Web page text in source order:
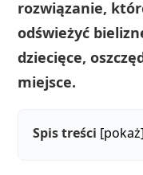
rozwiązanie,
odświeżyć
dziecięce,
miejsce.
Spis treści [pokaż]